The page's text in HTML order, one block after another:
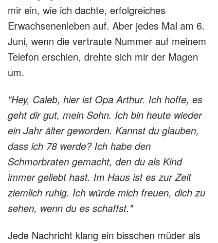
mir ein, wie ich dachte, erfolgreiches
Erwachsenenleben auf. Aber jedes Mal am 6.
Juni, wenn die vertraute Nummer auf meinem
Telefon erschien, drehte sich mir der Magen
um.
"Hey, Caleb, hier ist Opa Arthur. Ich hoffe, es
geht dir gut, mein Sohn. Ich bin heute wieder
ein Jahr älter geworden. Kannst du glauben,
dass ich 78 werde? Ich habe den
Schmorbraten gemacht, den du als Kind
immer geliebt hast. Im Haus ist es zur Zeit
ziemlich ruhig. Ich würde mich freuen, dich zu
sehen, wenn du es schaffst."
Jede Nachricht klang ein bisschen müder als